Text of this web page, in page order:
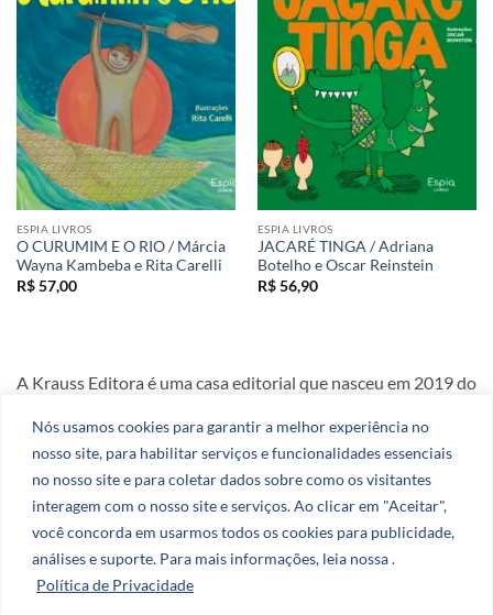
Nós usamos cookies para garantir a melhor experiência no
nosso site, para habilitar serviços e funcionalidades essenciais
no nosso site e para coletar dados sobre como os visitantes
interagem com o nosso site e serviços. Ao clicar em "Aceitar",
você concorda em usarmos todos os cookies para publicidade,
análises e suporte. Para mais informações, leia nossa .
Política de Privacidade
aos meus
desejos
ESPIA LIVROS
O CURUMIM E O RIO / Márcia
Wayna Kambeba e Rita Carelli
R$57,00
aos meus
desejos
ESPIA LIVROS
JACARÉ TINGA / Adriana
Botelho e Oscar Reinstein
R$56,90
A Krauss Editora é uma casa editorial que nasceu em 2019 do
CNPJ: 51.078.290.0001-27
Visa